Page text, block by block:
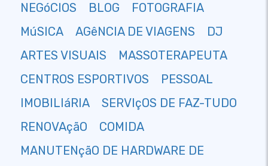
NEGóCIOS BLOG
FOTOGRAFIA
MúSICA
AGêNCIA DE VIAGENS
DJ
ARTES VISUAIS
MASSOTERAPEUTA
CENTROS ESPORTIVOS
PESSOAL
IMOBILIáRIA
SERVIçOS DE FAZ-TUDO
RENOVAçãO
COMIDA
MANUTENçãO DE HARDWARE DE